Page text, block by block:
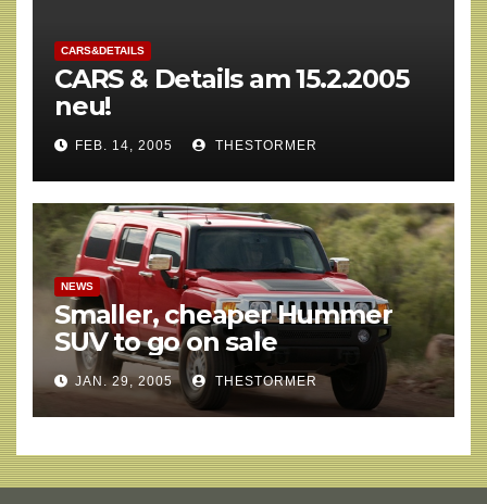
CARS&DETAILS
CARS & Details am 15.2.2005
neu!
FEB. 14, 2005 THESTORMER
NEWS
Smaller, cheaper Hummer
SUV to go on sale
JAN. 29, 2005 THESTORMER